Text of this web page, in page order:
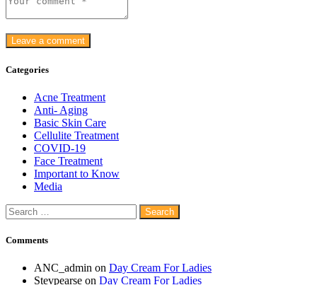
Categories
Acne Treatment
Anti- Aging
Basic Skin Care
Cellulite Treatment
COVID-19
Face Treatment
Important to Know
Media
Search
for:
Comments
ANC_admin on Day Cream For Ladies
Stevpearse on Day Cream For Ladies